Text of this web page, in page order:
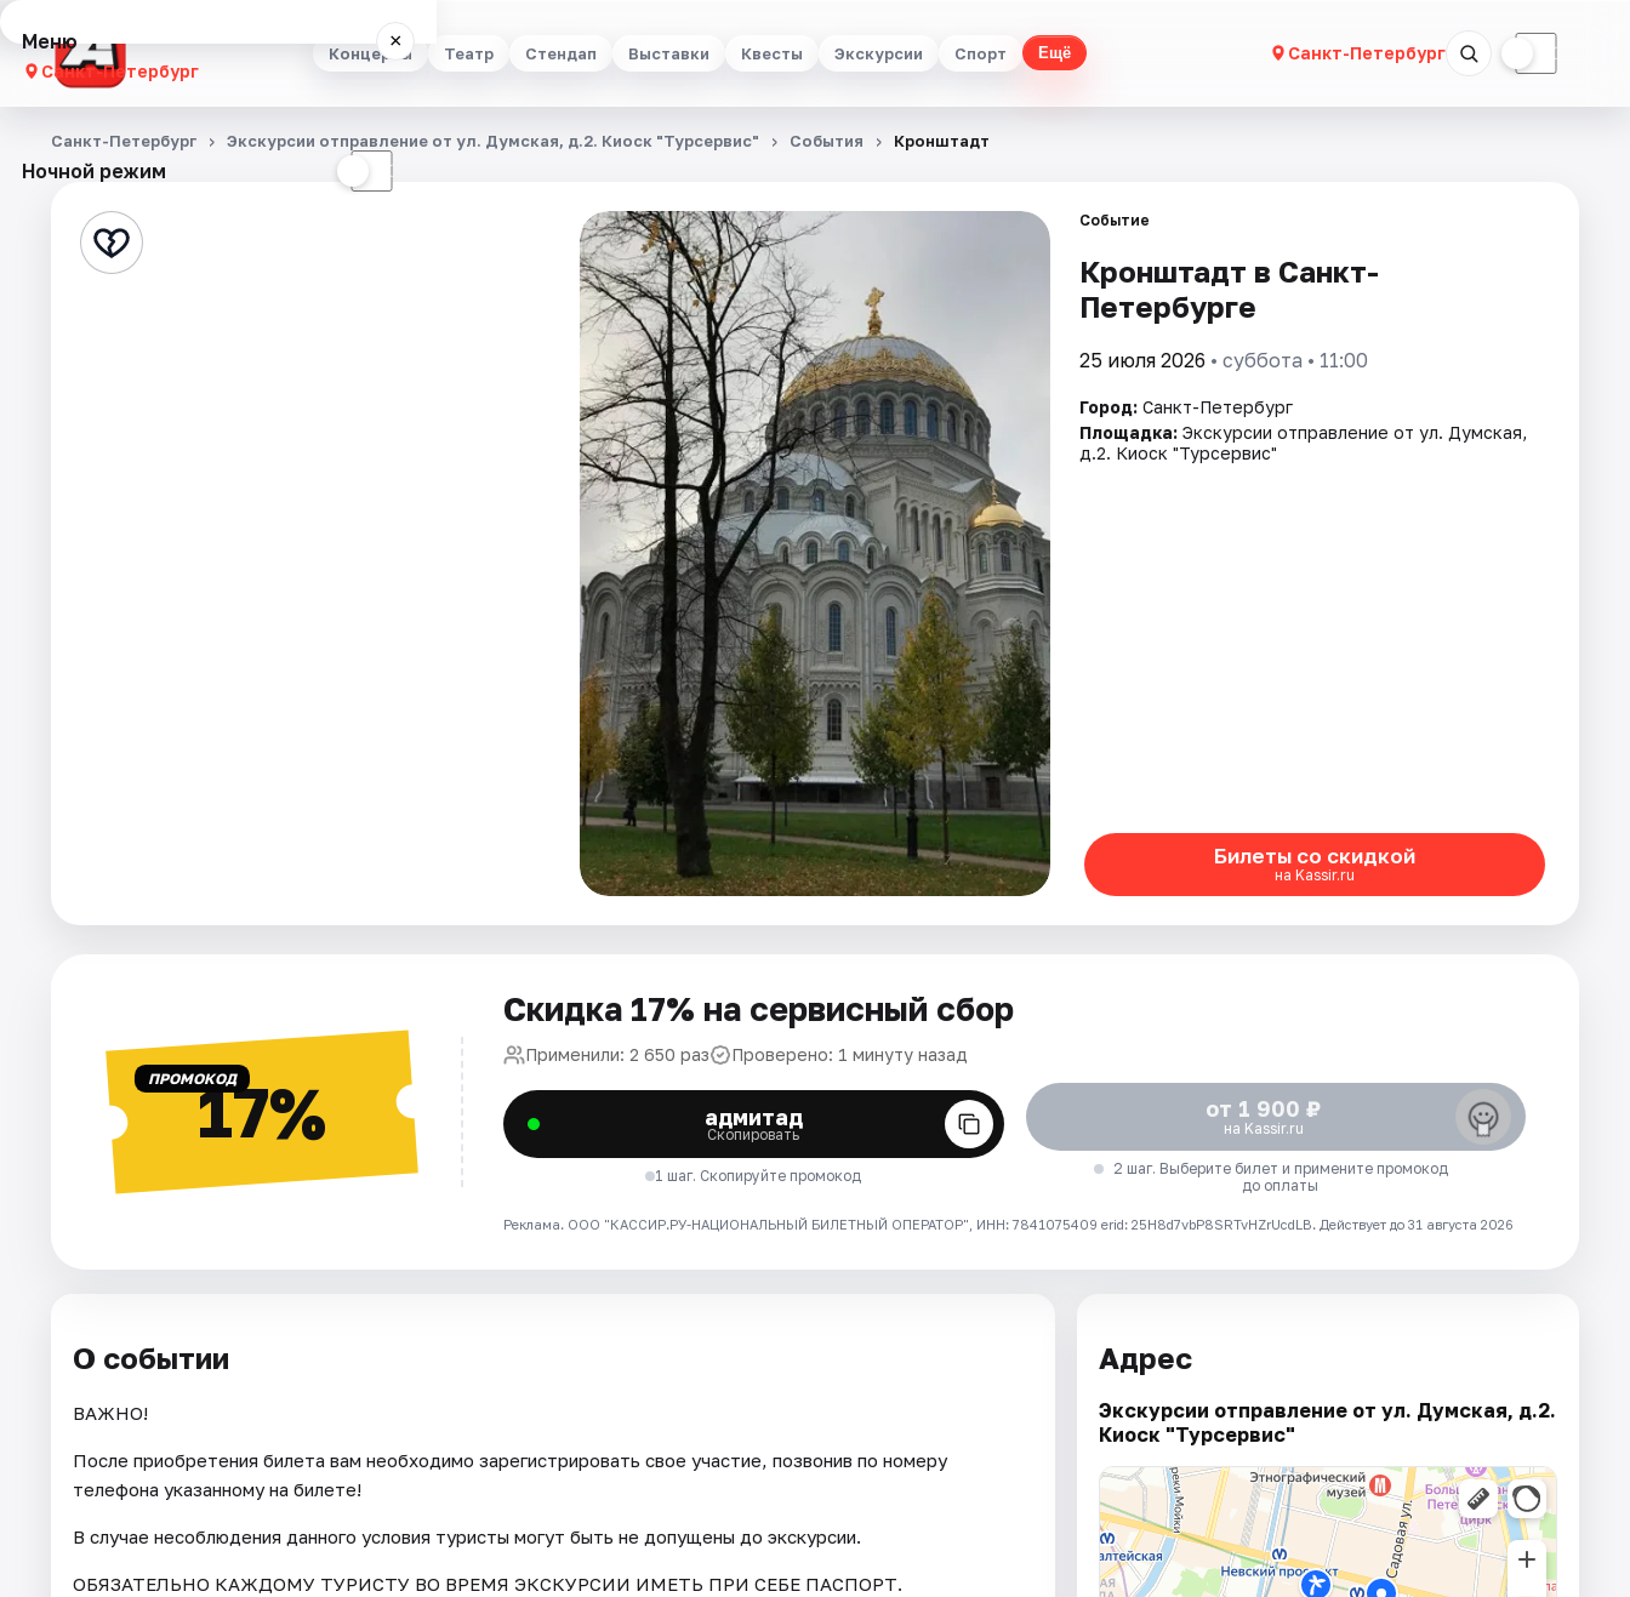
Концерты Театр Стендап Выставки Квесты Экскурсии Спорт Ещё Санкт-Петербург ☾
Меню ×
Санкт-Петербург
Концерты
Стендап
Ночной режим ☾
Санкт-Петербург Экскурсии отправление от ул. Думская, д.2. Киоск "Турсервис" События Кронштадт
Событие
Кронштадт в Санкт-
Петербурге
25 июля 2026 • суббота • 11:00
Город: Санкт-Петербург
Площадка: Экскурсии отправление от ул. Думская,
д.2. Киоск "Турсервис"
Билеты со скидкой
на Kassir.ru
ПРОМОКОД17%
Скидка 17% на сервисный сбор
Применили: 2 650 раз Проверено: 1 минуту назад
адмитад
Скопировать
1 шаг. Скопируйте промокод
от 1 900 ₽
на Kassir.ru
2 шаг. Выберите билет и примените промокод
до оплаты
Реклама. ООО "КАССИР.РУ-НАЦИОНАЛЬНЫЙ БИЛЕТНЫЙ ОПЕРАТОР", ИНН: 7841075409 erid: 25H8d7vbP8SRTvHZrUcdLB. Действует до 31 августа 2026
О событии
ВАЖНО!
После приобретения билета вам необходимо зарегистрировать свое участие, позвонив по номеру
телефона указанному на билете!
В случае несоблюдения данного условия туристы могут быть не допущены до экскурсии.
ОБЯЗАТЕЛЬНО КАЖДОМУ ТУРИСТУ ВО ВРЕМЯ ЭКСКУРСИИ ИМЕТЬ ПРИ СЕБЕ ПАСПОРТ.
Адрес
Экскурсии отправление от ул. Думская, д.2.
Киоск "Турсервис"